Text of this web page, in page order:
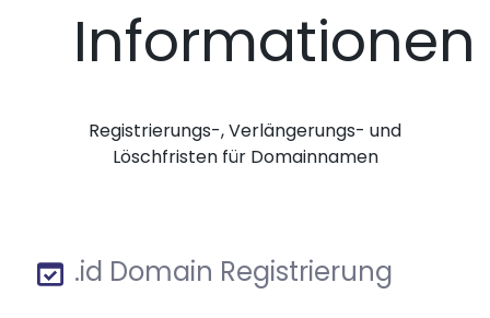
Informationen
Registrierungs-, Verlängerungs- und
Löschfristen für Domainnamen
.id Domain Registrierung